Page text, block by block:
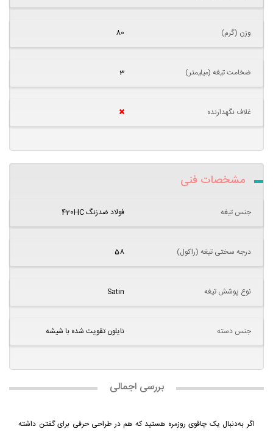
وزن (گرم) 80
ضخامت تیغه (میلیمتر) 3
غلاف نگهدارنده
مشخصات فنی
جنس تیغه فولاد ضدزنگ 420HC
درجه سختی تیغه (راکول) 58
نوع پوشش تیغه Satin
جنس دسته نایلون تقویت شده با شیشه
بررسی اجمالی
اگر به‌دنبال یک چاقوی روزمره هستید که هم در طراحی حرفی برای گفتن داشته